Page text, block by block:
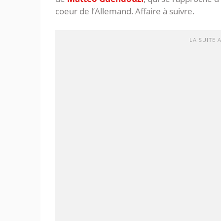
coeur de l’Allemand. Affaire à suivre.
LA SUITE